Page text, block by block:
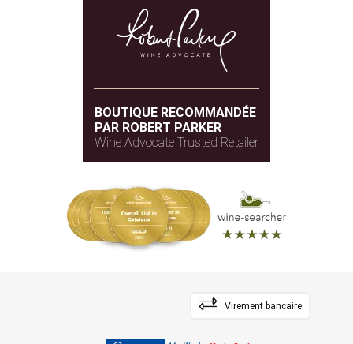
BOUTIQUE RECOMMANDÉE
PAR ROBERT PARKER
Wine Advocate Trusted Retailer
Virement bancaire